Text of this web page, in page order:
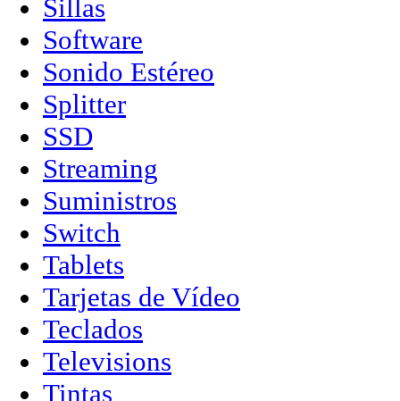
Sillas
Software
Sonido Estéreo
Splitter
SSD
Streaming
Suministros
Switch
Tablets
Tarjetas de Vídeo
Teclados
Televisions
Tintas